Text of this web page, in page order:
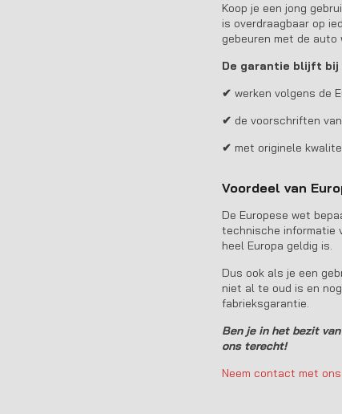
Koop je een jong
is overdraagbaar op
gebeuren met de
De garantie blijft bij
✔ werken volgens de
✔ de voorschriften
✔ met originele
Voordeel van
De Europese wet
technische informatie
heel Europa geldig is.
Dus ook als je een
niet al te oud is en
fabrieksgarantie.
Ben je in het bezit
ons terecht!
Neem contact met